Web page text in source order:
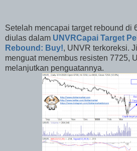
Setelah mencapai target rebound di
diulas dalam UNVRCapai Target
Rebound: Buy!, UNVR terkoreksi.
menguat menembus resisten 7725,
melanjutkan penguatannya.